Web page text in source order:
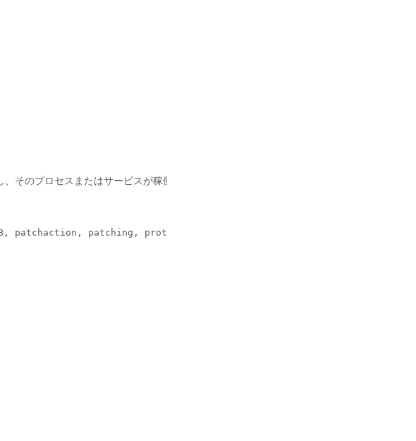
そのプロセスまたはサービスが稼働していることを確認する例。
patchaction, patching, protect-packages